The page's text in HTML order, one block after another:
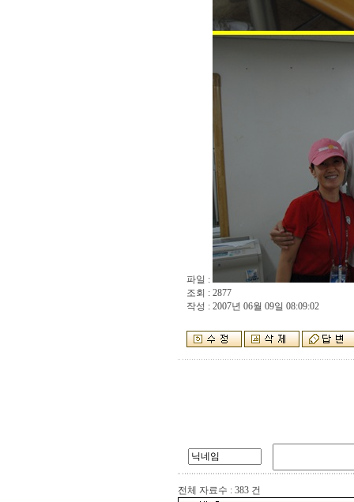
파일 :
조회 : 2877
작성 : 2007년 06월 09일 08:09:02
전체 자료수 : 383 건